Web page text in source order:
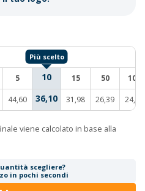
5 10 15 50 100
44,60 36,10 31,98 26,39 24,81
viene calcolato in base alla
scegliere?
in pochi secondi